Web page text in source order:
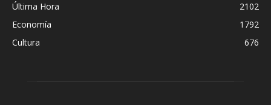
Última Hora
2102
Economía
1792
Cultura
676